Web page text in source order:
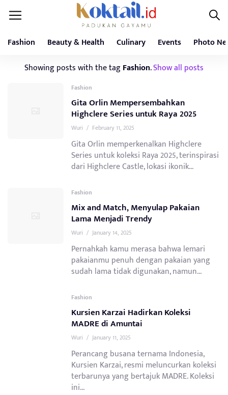
Fashion Beauty & Health Culinary Events Photo
Showing posts with the tagFashion.Show all posts
Fashion
Gita Orlin Mempersembahkan
Highclere Series untuk Raya 2025
Wuri / February 11, 2025
Gita Orlin memperkenalkan Highclere
Series untuk koleksi Raya 2025, terinspirasi
dari Highclere Castle, lokasi ikonik...
Fashion
Mix and Match, Menyulap Pakaian
Lama Menjadi Trendy
Wuri / January 14, 2025
Pernahkah kamu merasa bahwa lemari
pakaianmu penuh dengan pakaian yang
sudah lama tidak digunakan, namun...
Fashion
Kursien Karzai Hadirkan Koleksi
MADRE di Amuntai
Wuri / January 11, 2025
Perancang busana ternama Indonesia,
Kursien Karzai, resmi meluncurkan koleksi
terbarunya yang bertajuk MADRE. Koleksi
ini...